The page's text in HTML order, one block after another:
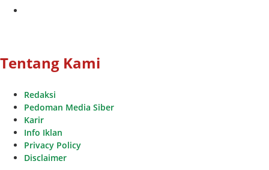
Tentang Kami
Redaksi
Pedoman Media Siber
Karir
Info Iklan
Privacy Policy
Disclaimer